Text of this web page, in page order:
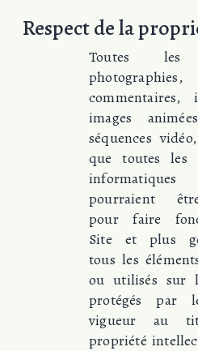
Respect de la
Toutes les
commentaires,
images
séquences
que toutes les
pourraient
pour faire
Site et plus
tous les
ou utilisés sur
protégés par
vigueur au
propriété